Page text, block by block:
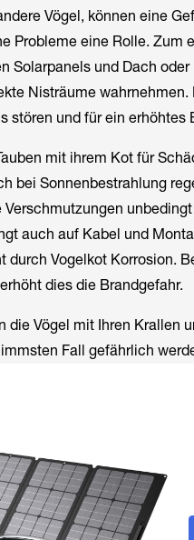
Vögel, können eine
Probleme eine Rolle. Zum
Solarpanels und Dach oder
Nisträume
stören und für ein erhöhtes
mit ihrem Kot für
bei Sonnenbestrahlung
auch auf Kabel und
durch Vogelkot Korrosion.
erhöht dies die Brandgefahr.
die Vögel mit Ihren Krallen
Fall gefährlich